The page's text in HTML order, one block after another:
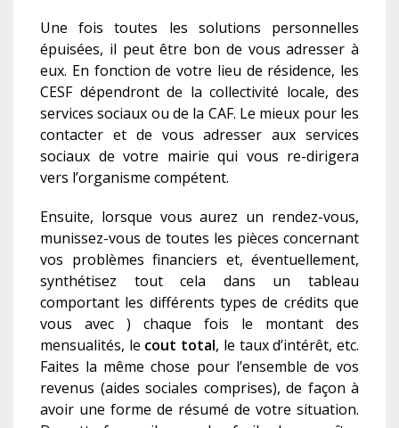
Une fois toutes les solutions personnelles
épuisées, il peut être bon de vous adresser à
eux. En fonction de votre lieu de résidence, les
CESF dépendront de la collectivité locale, des
services sociaux ou de la CAF. Le mieux pour les
contacter et de vous adresser aux services
sociaux de votre mairie qui vous re-dirigera
vers l’organisme compétent.
Ensuite, lorsque vous aurez un rendez-vous,
munissez-vous de toutes les pièces concernant
vos problèmes financiers et, éventuellement,
synthétisez tout cela dans un tableau
comportant les différents types de crédits que
vous avec ) chaque fois le montant des
mensualités, le cout total, le taux d’intérêt, etc.
Faites la même chose pour l’ensemble de vos
revenus (aides sociales comprises), de façon à
avoir une forme de résumé de votre situation.